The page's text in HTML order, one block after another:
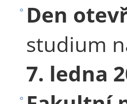
Den
studium
7. ledna